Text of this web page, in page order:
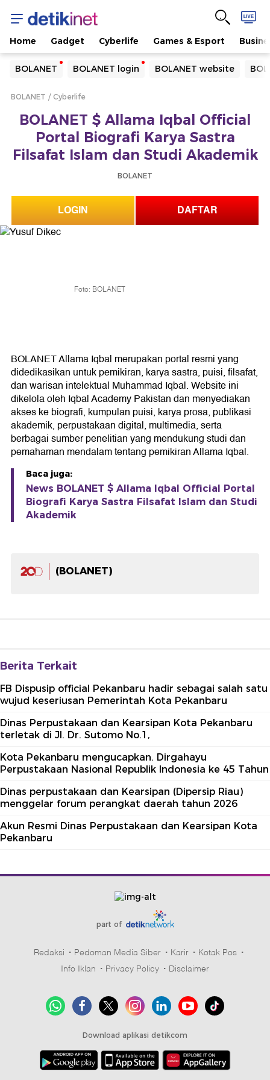
Home Gadget Cyberlife Games & Esport
BOLANET BOLANET login BOLANET website
Yang sedang ramai dicari
Loading...
Loading...
BOLANET Cyberlife
BOLANET $ Allama Iqbal Official
Portal Biografi Karya Sastra
Filsafat Islam dan Studi Akademik
BOLANET
LOGIN DAFTAR
Foto: BOLANET
BOLANET Allama Iqbal merupakan portal resmi yang
didedikasikan untuk pemikiran, karya sastra, puisi, filsafat,
dan warisan intelektual Muhammad Iqbal. Website ini
dikelola oleh Iqbal Academy Pakistan dan menyediakan
akses ke biografi, kumpulan puisi, karya prosa, publikasi
akademik, perpustakaan digital, multimedia, serta
berbagai sumber penelitian yang mendukung studi dan
pemahaman mendalam tentang pemikiran Allama Iqbal.
Baca juga:
News BOLANET $ Allama Iqbal Official Portal
Biografi Karya Sastra Filsafat Islam dan Studi
Akademik
(BOLANET)
Berita Terkait
FB Dispusip official Pekanbaru hadir sebagai salah satu
wujud keseriusan Pemerintah Kota Pekanbaru
Dinas Perpustakaan dan Kearsipan Kota Pekanbaru
terletak di Jl. Dr. Sutomo No.1,
Kota Pekanbaru mengucapkan. Dirgahayu
Perpustakaan Nasional Republik Indonesia ke 45 Tahun
Dinas perpustakaan dan Kearsipan (Dipersip Riau)
menggelar forum perangkat daerah tahun 2026
Akun Resmi Dinas Perpustakaan dan Kearsipan Kota
Pekanbaru
part of
Redaksi Pedoman Media Siber Karir
Kotak Pos
Info Iklan
Privacy Policy Disclaimer
Download aplikasi detikcom